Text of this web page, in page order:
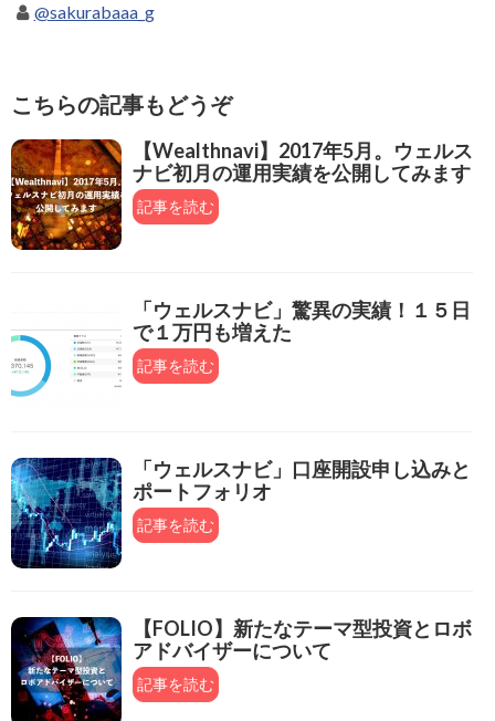
@sakurabaaa_g
こちらの記事もどうぞ
【Wealthnavi】2017年5月。ウェルス
ナビ初月の運用実績を公開してみます
記事を読む
「ウェルスナビ」驚異の実績！１５日
で１万円も増えた
記事を読む
「ウェルスナビ」口座開設申し込みと
ポートフォリオ
記事を読む
【FOLIO】新たなテーマ型投資とロボ
アドバイザーについて
記事を読む